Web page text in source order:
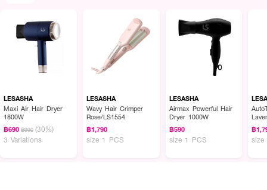
เครื่องหนีบผมดีไซส์โฉบเฉี่ยว LE SASHA Elegance Hair Crimpe ใช้งานได้หลาก
หลายประเทศ สำหรับคนที่มีสไตล์ ใช้หนีบผมตรงก่อนออกจากบ้าน หรือพกไปใช้
ต่างประเทศ และเหมาะกับกลุ่ม JETSETTER
LESASHA
Maxi Air Hair Dryer
1800W
฿690 ฿990 (30%)
3 Variations
LESASHA
Wavy Hair Crimper
Rose/LS1554
฿1,790
size 1 PCS
LESASHA
Airmax Powerful Hair
Dryer 1000W
฿590
size 1 PCS
฿
size